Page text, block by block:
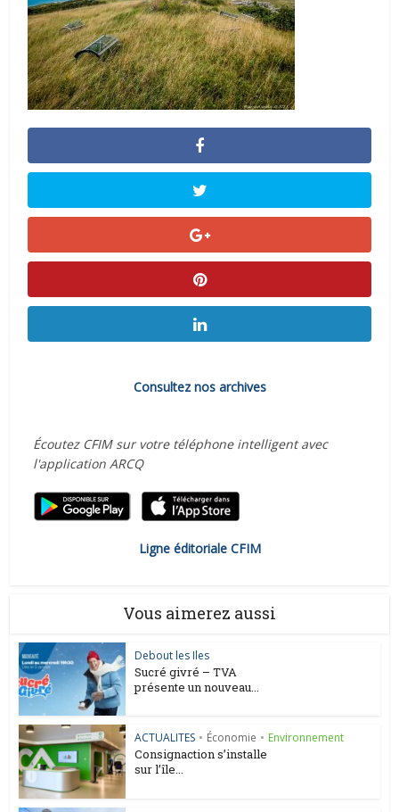
Consultez nos archives
Écoutez CFIM sur votre téléphone intelligent avec
l'application ARCQ
Ligne éditoriale CFIM
Vous aimerez aussi
Debout les Iles
Sucré givré – TVA
présente un nouveau...
ACTUALITES • Économie • Environnement
Consignaction s’installe
sur l’île...